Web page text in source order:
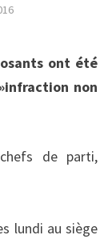
ont été
non
de parti,
lundi au siège